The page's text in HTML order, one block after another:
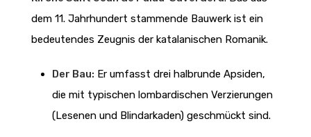
dem 11. Jahrhundert stammende Bauwerk ist ein
bedeutendes Zeugnis der katalanischen Romanik.
Der Bau: Er umfasst drei halbrunde Apsiden,
die mit typischen lombardischen Verzierungen
(Lesenen und Blindarkaden) geschmückt sind.